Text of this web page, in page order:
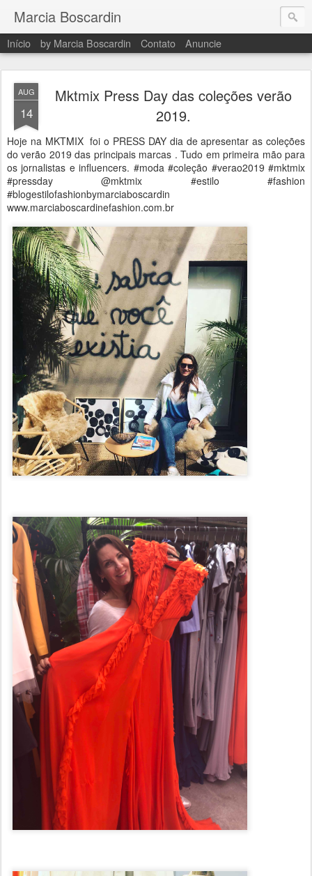
Marcia Boscardin
Início by Marcia Boscardin Contato Anuncie
AUG
14
Mktmix Press Day das coleções verão
2019.
Hoje na MKTMIX foi o PRESS DAY dia de apresentar as coleções
do verão 2019 das principais marcas . Tudo em primeira mão para
os jornalistas e influencers. #moda #coleção #verao2019 #mktmix
#pressday @mktmix #estilo #fashion
#blogestilofashionbymarciaboscardin
www.marciaboscardinefashion.com.br